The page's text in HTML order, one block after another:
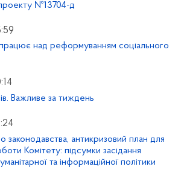
№13704-д
над реформуванням соціального
Важливе за тиждень
антикризовий план для
Комітету: підсумки засідання
та інформаційної політики